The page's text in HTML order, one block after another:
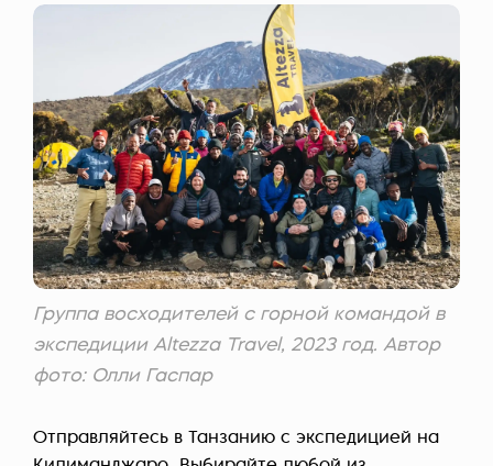
Группа восходителей с горной командой в
экспедиции Altezza Travel, 2023 год. Автор
фото: Олли Гаспар
Отправляйтесь в Танзанию с экспедицией на